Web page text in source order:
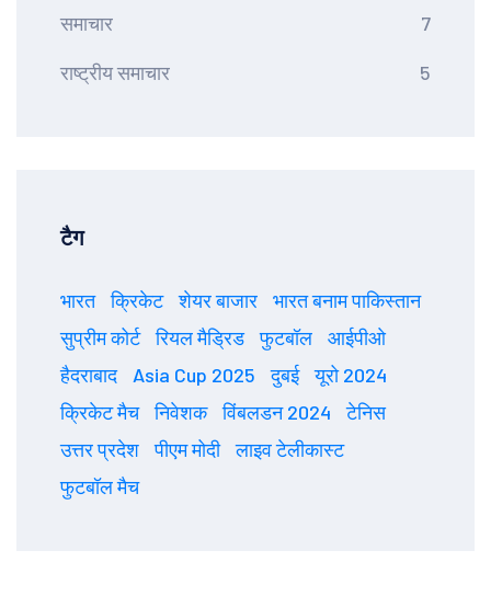
समाचार 7
राष्ट्रीय समाचार 5
टैग
भारत क्रिकेट शेयर बाजार
भारत बनाम पाकिस्तान
सुप्रीम कोर्ट
रियल मैड्रिड फुटबॉल
आईपीओ
हैदराबाद
Asia Cup 2025 दुबई
यूरो 2024
क्रिकेट मैच
निवेशक विंबलडन 2024
टेनिस
उत्तर प्रदेश
पीएम मोदी
लाइव टेलीकास्ट
फुटबॉल मैच